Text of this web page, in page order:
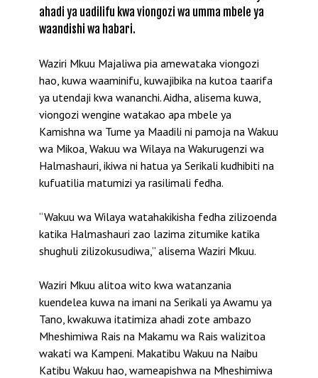
ahadi ya uadilifu kwa viongozi wa umma mbele ya
waandishi wa habari.
Waziri Mkuu Majaliwa pia amewataka viongozi
hao, kuwa waaminifu, kuwajibika na kutoa taarifa
ya utendaji kwa wananchi. Aidha, alisema kuwa,
viongozi wengine watakao apa mbele ya
Kamishna wa Tume ya Maadili ni pamoja na Wakuu
wa Mikoa, Wakuu wa Wilaya na Wakurugenzi wa
Halmashauri, ikiwa ni hatua ya Serikali kudhibiti na
kufuatilia matumizi ya rasilimali fedha.
“Wakuu wa Wilaya watahakikisha fedha zilizoenda
katika Halmashauri zao lazima zitumike katika
shughuli zilizokusudiwa,” alisema Waziri Mkuu.
Waziri Mkuu alitoa wito kwa watanzania
kuendelea kuwa na imani na Serikali ya Awamu ya
Tano, kwakuwa itatimiza ahadi zote ambazo
Mheshimiwa Rais na Makamu wa Rais walizitoa
wakati wa Kampeni. Makatibu Wakuu na Naibu
Katibu Wakuu hao, wameapishwa na Mheshimiwa